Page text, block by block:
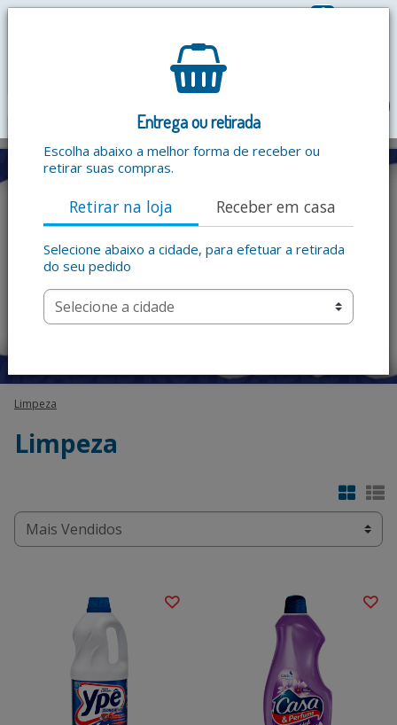
0
Entrega ou retirada
Escolha abaixo a melhor forma de receber ou
retirar suas compras.
Retirar na loja Receber em casa
Selecione abaixo a cidade, para efetuar a retirada
do seu pedido
Limpeza
Limpeza